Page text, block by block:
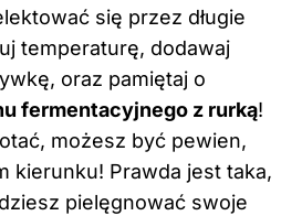
się przez długie
temperaturę, dodawaj
oraz pamiętaj o
fermentacyjnego z rurką!
możesz być pewien,
kierunku! Prawda jest taka,
pielęgnować swoje